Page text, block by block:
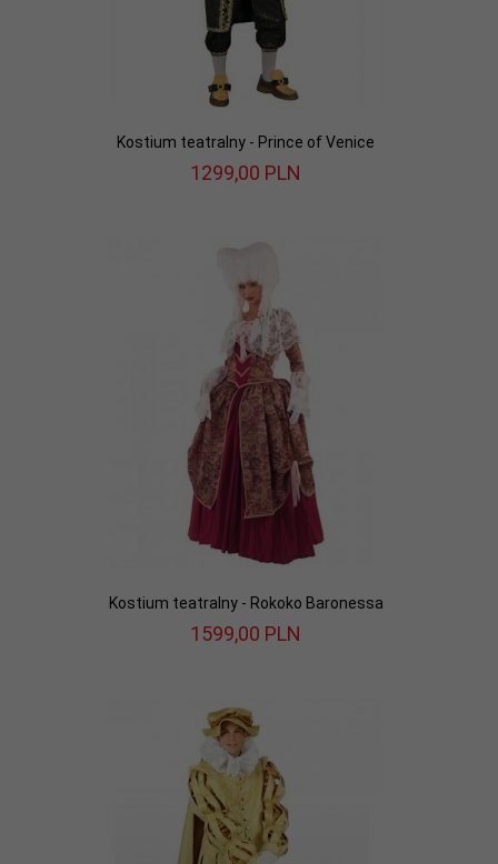
Kostium teatralny - Prince of Venice
1299,00 PLN
Kostium teatralny - Rokoko Baronessa
1599,00 PLN